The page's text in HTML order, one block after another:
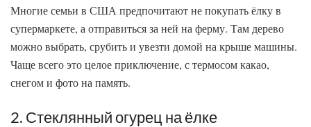
Многие семьи в США предпочитают не покупать ёлку в
супермаркете, а отправиться за ней на ферму. Там дерево
можно выбрать, срубить и увезти домой на крыше машины.
Чаще всего это целое приключение, с термосом какао,
снегом и фото на память.
2. Стеклянный огурец на ёлке